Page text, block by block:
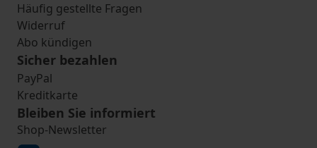
Häufig gestellte Fragen
Widerruf
Abo kündigen
Sicher bezahlen
PayPal
Kreditkarte
Bleiben Sie informiert
Shop-Newsletter